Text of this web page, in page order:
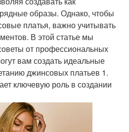
образы. Однако, чтобы
платья, важно учитывать
В этой статье мы
от профессиональных
вам создать идеальные
джинсовых платьев 1.
ключевую роль в создании